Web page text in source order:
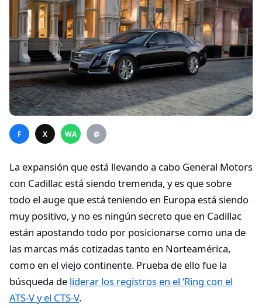
F X WA @
La expansión que está llevando a cabo General Motors
con Cadillac está siendo tremenda, y es que sobre
todo el auge que está teniendo en Europa está siendo
muy positivo, y no es ningún secreto que en Cadillac
están apostando todo por posicionarse como una de
las marcas más cotizadas tanto en Norteamérica,
como en el viejo continente. Prueba de ello fue la
búsqueda de liderar los registros en el ‘Ring con el
ATS-V y el CTS-V.